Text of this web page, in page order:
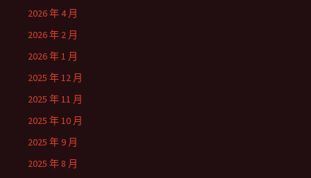
2026 年 4 月
2026 年 2 月
2026 年 1 月
2025 年 12 月
2025 年 11 月
2025 年 10 月
2025 年 9 月
2025 年 8 月